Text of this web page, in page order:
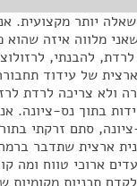
יותר מקצועית.
מלווה איזה שהוא
להבנתי,
של עידוד
ולא צריכה לרדת
בתוך נס-ציונה.
סתם זרקתי
ארצית שתדבר
ארוכי טווח ומה